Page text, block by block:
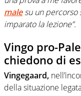
malesu un percorso
imparato la lezione”.
Vingo pro-
chiedono di
Vingegaard,
della situazione